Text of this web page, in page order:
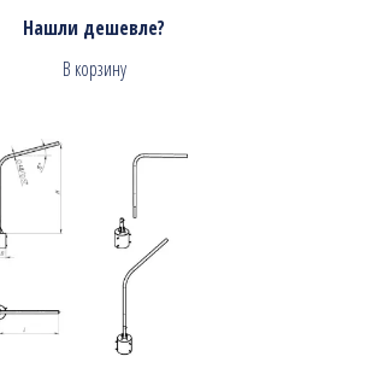
Нашли дешевле?
В корзину